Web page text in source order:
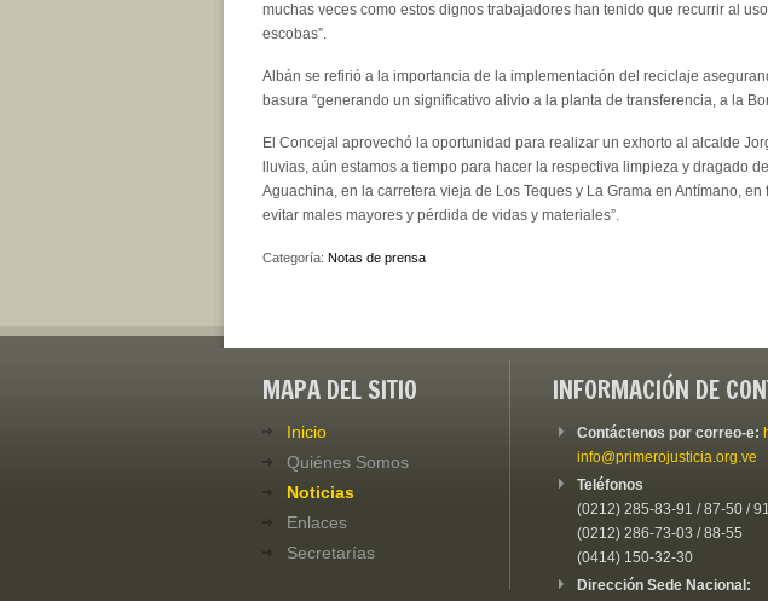
muchas veces como estos dignos trabajadores han tenido que recurrir al
escobas”.
Albán se refirió a la importancia de la implementación del reciclaje
basura “generando un significativo alivio a la planta de transferencia, a la
El Concejal aprovechó la oportunidad para realizar un exhorto al alcalde
lluvias, aún estamos a tiempo para hacer la respectiva limpieza y dragado
Aguachina, en la carretera vieja de Los Teques y La Grama en Antímano,
evitar males mayores y pérdida de vidas y materiales”.
Categoría: Notas de prensa
MAPA DEL SITIO
Inicio
Quiénes Somos
Noticias
Enlaces
Secretarías
INFORMACIÓN DE
Contáctenos por correo-e:
info@primerojusticia.org.ve
Teléfonos
(0212) 285-83-91 / 87-50 /
(0212) 286-73-03 / 88-55
(0414) 150-32-30
Dirección Sede Nacional: